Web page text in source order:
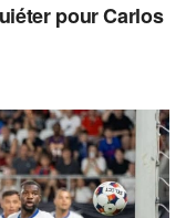
pour Carlos